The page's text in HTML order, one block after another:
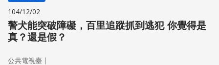
104/12/02
警犬能突破障礙，百里追蹤抓到逃犯 你覺得是
真？還是假？
公共電視臺 ｜